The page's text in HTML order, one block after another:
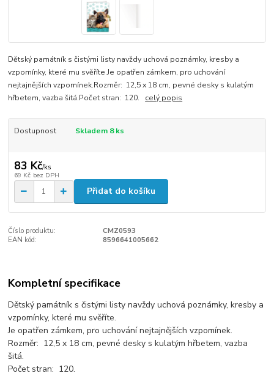
Dětský památník s čistými listy navždy uchová poznámky, kresby a
vzpomínky, které mu svěříte.Je opatřen zámkem, pro uchování
nejtajnějších vzpomínek.Rozměr: 12,5 x 18 cm, pevné desky s kulatým
hřbetem, vazba šitá.Počet stran: 120. celý popis
Dostupnost Skladem 8 ks
83 Kč/ks
69 Kč bez DPH
Přidat do košíku
Číslo produktu:
CMZ0593
EAN kód:
8596641005662
Kompletní specifikace
Dětský památník s čistými listy navždy uchová poznámky, kresby a
vzpomínky, které mu svěříte.
Je opatřen zámkem, pro uchování nejtajnějších vzpomínek.
Rozměr: 12,5 x 18 cm, pevné desky s kulatým hřbetem, vazba
šitá.
Počet stran: 120.